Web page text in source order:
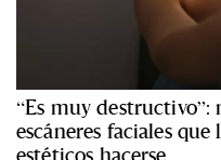
“Es muy destructivo”:
escáneres faciales
estéticos hacerse